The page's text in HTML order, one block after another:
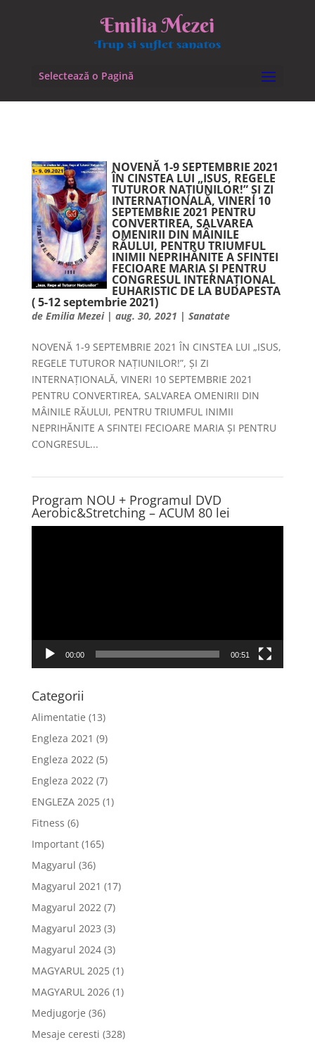
Selectează o Pagină
NOVENĂ 1-9 SEPTEMBRIE 2021
ÎN CINSTEA LUI „ISUS, REGELE
TUTUROR NAȚIUNILOR!” ȘI ZI
INTERNAȚIONALĂ, VINERI 10
SEPTEMBRIE 2021 PENTRU
CONVERTIREA, SALVAREA
OMENIRII DIN MÂINILE
RĂULUI, PENTRU TRIUMFUL
INIMII NEPRIHĂNITE A SFINTEI
FECIOARE MARIA ȘI PENTRU
CONGRESUL INTERNAȚIONAL
EUHARISTIC DE LA BUDAPESTA
( 5-12 septembrie 2021)
de Emilia Mezei| aug. 30, 2021 | Sanatate
NOVENĂ 1-9 SEPTEMBRIE 2021 ÎN CINSTEA LUI „ISUS,
REGELE TUTUROR NAȚIUNILOR!”, ȘI ZI
INTERNAȚIONALĂ, VINERI 10 SEPTEMBRIE 2021
PENTRU CONVERTIREA, SALVAREA OMENIRII DIN
MÂINILE RĂULUI, PENTRU TRIUMFUL INIMII
NEPRIHĂNITE A SFINTEI FECIOARE MARIA ȘI PENTRU
CONGRESUL...
Program NOU + Programul DVD
Aerobic&Stretching – ACUM 80 lei
00:00 00:51
Categorii
Alimentatie (13)
Engleza 2021 (9)
Engleza 2022 (5)
Engleza 2022 (7)
ENGLEZA 2025(1)
Fitness (6)
Important(165)
Magyarul (36)
Magyarul 2021 (17)
Magyarul 2022 (7)
Magyarul 2023 (3)
Magyarul 2024(3)
MAGYARUL 2025(1)
MAGYARUL 2026(1)
Medjugorje (36)
Mesaje ceresti (328)